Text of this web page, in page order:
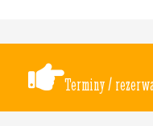
Terminy /